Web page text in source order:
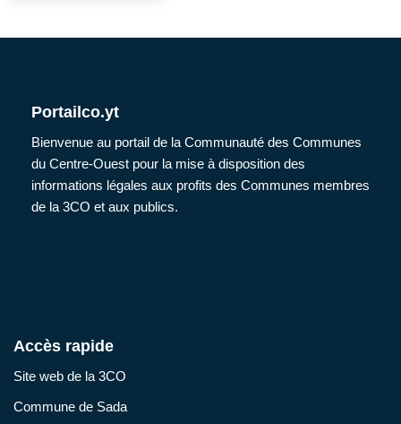
Portailco.yt
Bienvenue au portail de la Communauté des Communes
du Centre-Ouest pour la mise à disposition des
informations légales aux profits des Communes membres
de la 3CO et aux publics.
Accès rapide
Site web de la 3CO
Commune de Sada